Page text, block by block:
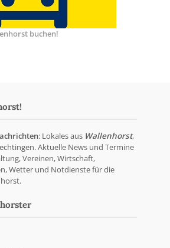
buchen!
: Lokales aus Wallenhorst,
Aktuelle News und Termine
Vereinen, Wirtschaft,
Wetter und Notdienste für die